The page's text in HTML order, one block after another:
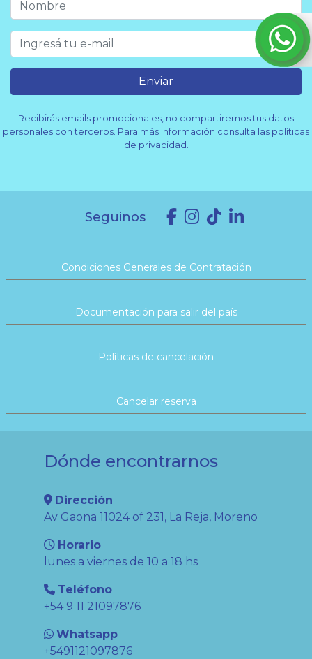
Enviar
Recibirás emails promocionales, no compartiremos tus datos
personales con terceros. Para más información consulta las políticas
de privacidad.
Seguinos
Condiciones Generales de Contratación
Documentación para salir del país
Políticas de cancelación
Cancelar reserva
Dónde encontrarnos
Dirección
Av Gaona 11024 of 231, La Reja, Moreno
Horario
lunes a viernes de 10 a 18 hs
Teléfono
+54 9 11 21097876
Whatsapp
+5491121097876